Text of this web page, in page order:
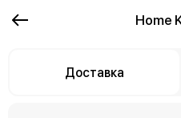
Home
Доставка